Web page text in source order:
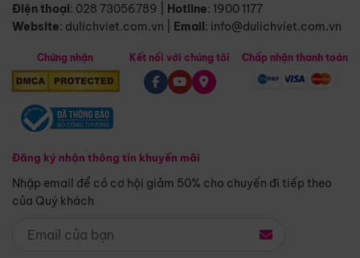
Điện thoại: 028 73056789 Hotline: 1900 1177
Website: dulichviet.com.vn Email: info@dulichviet.com.vn
Chứng nhận
Đăng ký nhận thông tin khuyến mãi
Nhập email để có cơ hội giảm 50% cho chuyến đi tiếp theo
của Quý khách
Kết nối với chúng tôi Chấp nhận thanh toán